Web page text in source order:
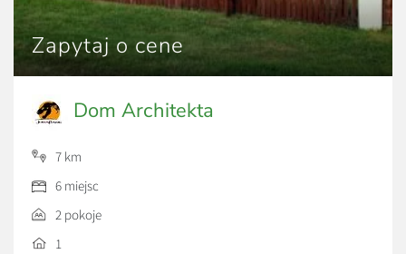
Zapytaj o cene
Dom Architekta
7 km
6 miejsc
2 pokoje
1